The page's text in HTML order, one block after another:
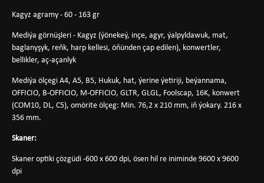
Kagyz agramy - 60 - 163 gr
Mediýa görnüşleri - Kagyz (ýönekeý, inçe, agyr, ýalpyldawuk, mat,
baglanyşyk, reňk, harp kellesi, öňünden çap edilen), konwertler,
bellikler, aç-açanlyk
Mediýa ölçegi A4, A5, B5, Hukuk, hat, ýerine ýetiriji, beýannama,
OFFICIO, B-OFFICIO, M-OFFICIO, GLTR, GLGL, Foolscap, 16K, konwert
(COM10, DL, C5), omörite ölçeg: Min. 76,2 x 210 mm, iň ýokary. 216 x
356 mm.
Skaner:
Skaner optiki çözgüdi -600 x 600 dpi, ösen hil re iniminde 9600 x 9600
dpi